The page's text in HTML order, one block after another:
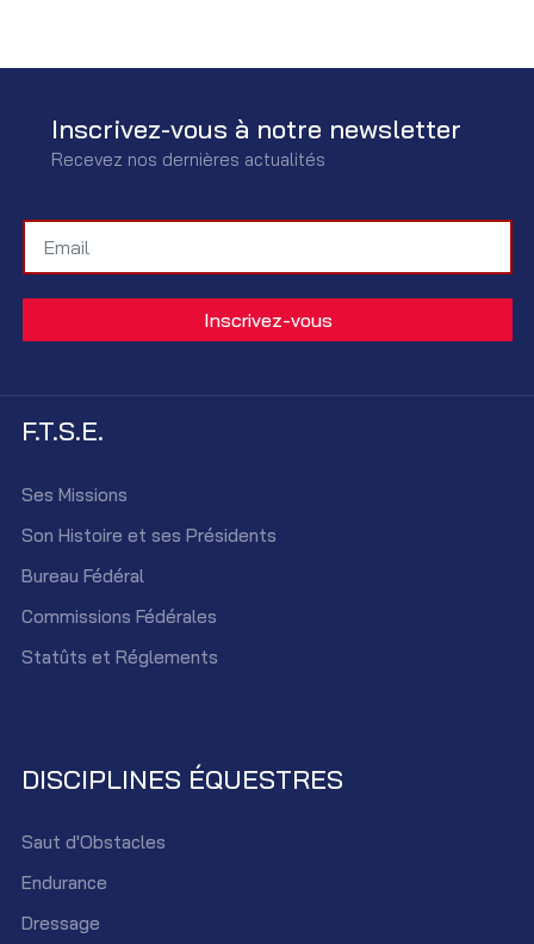
Inscrivez-vous à notre newsletter
Recevez nos dernières actualités
F.T.S.E.
Ses Missions
Son Histoire et ses Présidents
Bureau Fédéral
Commissions Fédérales
Statûts et Réglements
DISCIPLINES ÉQUESTRES
Saut d'Obstacles
Endurance
Dressage